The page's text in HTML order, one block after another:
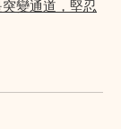
變通道，堅忍